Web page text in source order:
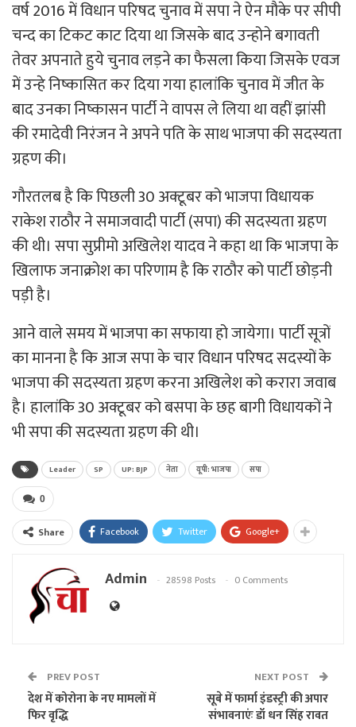
वर्ष 2016 में विधान परिषद चुनाव में सपा ने ऐन मौके पर सीपी
चन्द का टिकट काट दिया था जिसके बाद उन्होने बगावती
तेवर अपनाते हुये चुनाव लड़ने का फैसला किया जिसके एवज
में उन्हे निष्कासित कर दिया गया हालांकि चुनाव में जीत के
बाद उनका निष्कासन पार्टी ने वापस ले लिया था वहीं झांसी
की रमादेवी निरंजन ने अपने पति के साथ भाजपा की सदस्यता
ग्रहण की।
गौरतलब है कि पिछली 30 अक्टूबर को भाजपा विधायक
राकेश राठौर ने समाजवादी पार्टी (सपा) की सदस्यता ग्रहण
की थी। सपा सुप्रीमो अखिलेश यादव ने कहा था कि भाजपा के
खिलाफ जनाक्रोश का परिणाम है कि राठौर को पार्टी छोड़नी
पड़ी है।
आने वाले समय में भाजपा का सफाया हो जायेगा। पार्टी सूत्रों
का मानना है कि आज सपा के चार विधान परिषद सदस्यों के
भाजपा की सदस्यता ग्रहण करना अखिलेश को करारा जवाब
है। हालांकि 30 अक्टूबर को बसपा के छह बागी विधायकों ने
भी सपा की सदस्यता ग्रहण की थी।
Leader SP UP: BJP नेता यूपी: भाजपा सपा
0
Share Facebook Twitter Google+
Admin 28598 Posts 0 Comments
PREV POST
देश में कोरोना के नए मामलों में
फिर वृद्धि
NEXT POST
सूबे में फार्मा इंडस्ट्री की अपार
संभावनाएंः डॉ धन सिंह रावत